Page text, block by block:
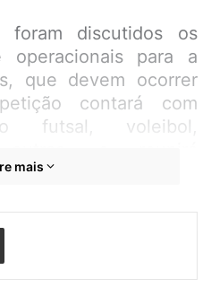
foram discutidos os
operacionais para a
que devem ocorrer
contará com
futsal, voleibol,
faixas etárias,
mais